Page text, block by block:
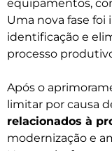
equipamentos,
Uma nova fase foi
identificação e
processo
Após o
limitar por causa
relacionados à
modernização e